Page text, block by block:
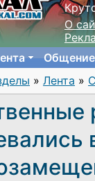
О
Общение
» Лента »